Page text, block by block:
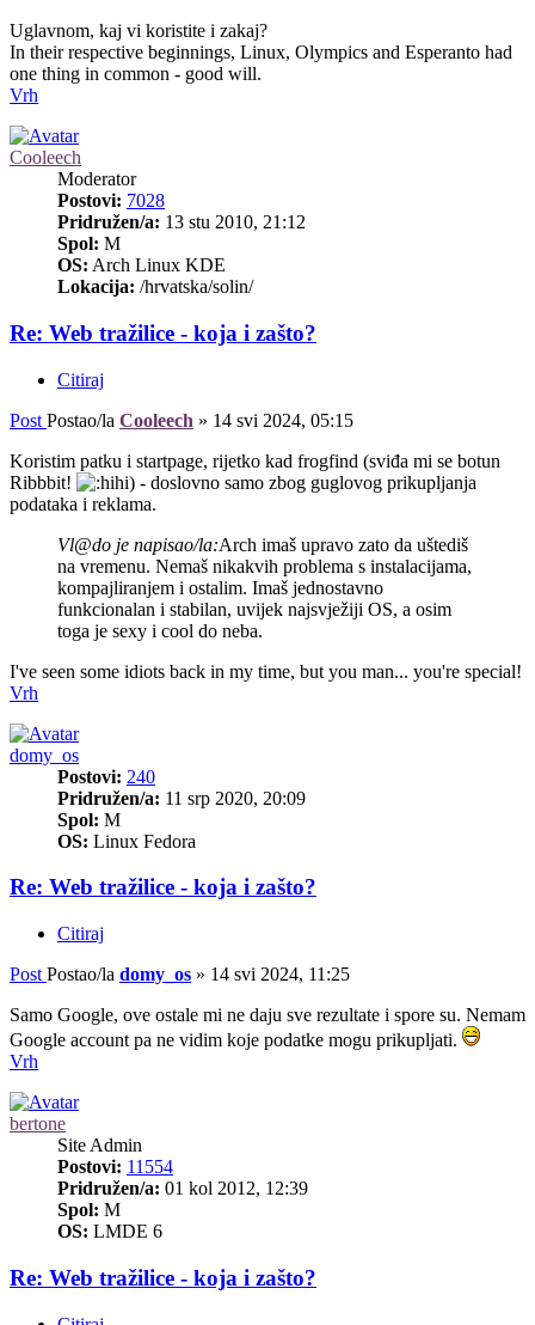
Uglavnom, kaj vi koristite i zakaj?
In their respective beginnings, Linux, Olympics and Esperanto had
one thing in common - good will.
Vrh
Cooleech
Moderator
Postovi: 7028
Pridružen/a: 13 stu 2010, 21:12
Spol: M
OS: Arch Linux KDE
Lokacija: /hrvatska/solin/
Re: Web tražilice - koja i zašto?
Citiraj
Post Postao/la Cooleech » 14 svi 2024, 05:15
Koristim patku i startpage, rijetko kad frogfind (sviđa mi se botun
Ribbbit!
) - doslovno samo zbog guglovog prikupljanja
podataka i reklama.
Vl@do je napisao/la:Arch imaš upravo zato da uštediš
na vremenu. Nemaš nikakvih problema s instalacijama,
kompajliranjem i ostalim. Imaš jednostavno
funkcionalan i stabilan, uvijek najsvježiji OS, a osim
toga je sexy i cool do neba.
I've seen some idiots back in my time, but you man... you're special!
Vrh
domy_os
Postovi: 240
Pridružen/a: 11 srp 2020, 20:09
Spol: M
OS: Linux Fedora
Re: Web tražilice - koja i zašto?
Citiraj
Post Postao/la domy_os » 14 svi 2024, 11:25
Samo Google, ove ostale mi ne daju sve rezultate i spore su. Nemam
Google account pa ne vidim koje podatke mogu prikupljati.
Vrh
bertone
Site Admin
Postovi: 11554
Pridružen/a: 01 kol 2012, 12:39
Spol: M
OS: LMDE 6
Re: Web tražilice - koja i zašto?